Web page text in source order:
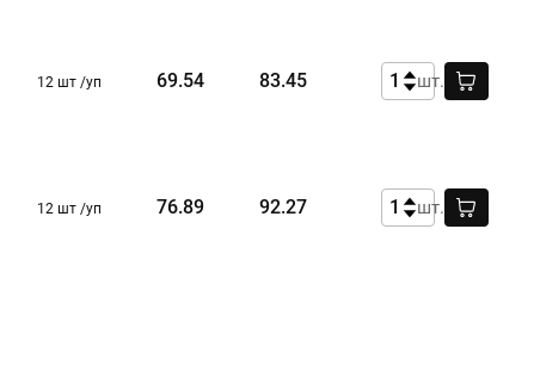
12 шт /уп 69.54 83.45 шт.
12 шт /уп 76.89 92.27 шт.